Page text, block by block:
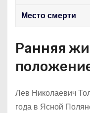
Место смерти
Ранняя
Лев Николаевич
года в Ясной